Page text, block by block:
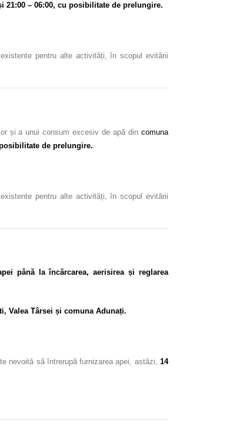
21:00 – 06:00, cu posibilitate de prelungire.
pentru alte activități, în scopul evitării
și a unui consum excesiv de apă dincomuna
de prelungire.
pentru alte activități, în scopul evitării
până la încărcarea, aerisirea și reglarea
Valea Târsei și comuna Adunați.
nevoită să întrerupă furnizarea apei, astăzi,14